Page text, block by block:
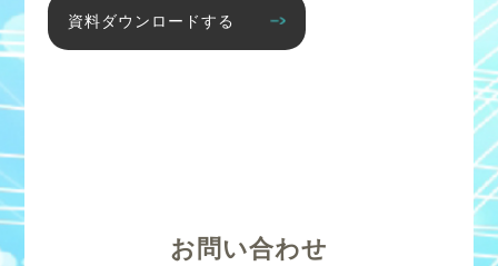
資料ダウンロードする
お問い合わせ